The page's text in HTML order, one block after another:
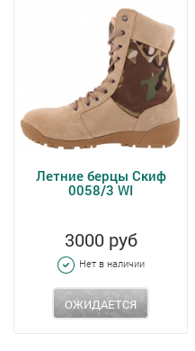
Летние берцы Скиф
0058/3 WI
3000 руб
Нет в наличии
ОЖИДАЕТСЯ